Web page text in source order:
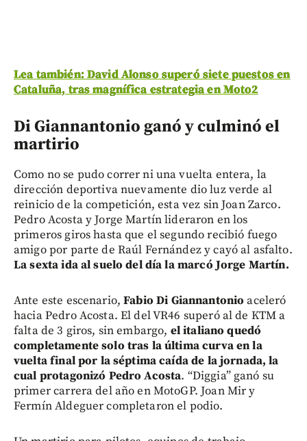
Lea también: David Alonso superó siete puestos en
Cataluña, tras magnífica estrategia en Moto2
Di Giannantonio ganó y culminó el
martirio
Como no se pudo correr ni una vuelta entera, la
dirección deportiva nuevamente dio luz verde al
reinicio de la competición, esta vez sin Joan Zarco.
Pedro Acosta y Jorge Martín lideraron en los
primeros giros hasta que el segundo recibió fuego
amigo por parte de Raúl Fernández y cayó al asfalto.
La sexta ida al suelo del día la marcó Jorge Martín.
Ante este escenario,Fabio Di Giannantonio aceleró
hacia Pedro Acosta. El del VR46 superó al de KTM a
falta de 3 giros, sin embargo, el italiano quedó
completamente solo tras la última curva en la
vuelta final por la séptima caída de la jornada, la
cual protagonizó Pedro Acosta. “Diggia” ganó su
primer carrera del año en MotoGP. Joan Mir y
Fermín Aldeguer completaron el podio.